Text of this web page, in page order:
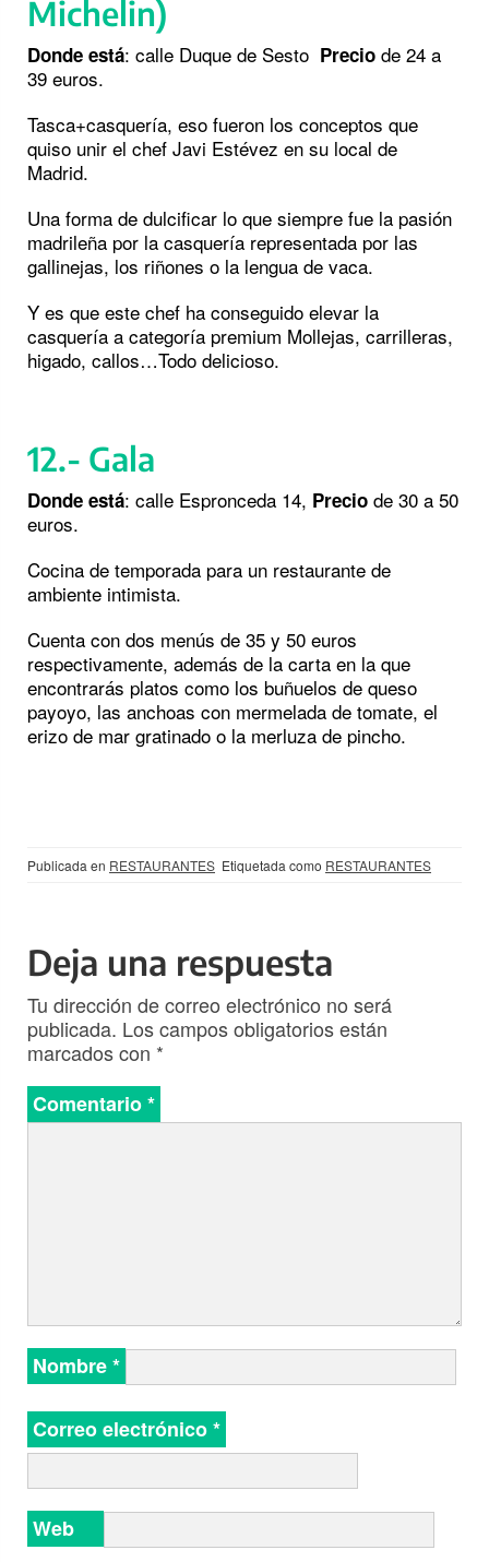
Michelin)
Donde está: calle Duque de Sesto Precio de 24 a
39 euros.
Tasca+casquería, eso fueron los conceptos que
quiso unir el chef Javi Estévez en su local de
Madrid.
Una forma de dulcificar lo que siempre fue la pasión
madrileña por la casquería representada por las
gallinejas, los riñones o la lengua de vaca.
Y es que este chef ha conseguido elevar la
casquería a categoría premium Mollejas, carrilleras,
higado, callos…Todo delicioso.
12.- Gala
Donde está: calle Espronceda 14, Precio de 30 a 50
euros.
Cocina de temporada para un restaurante de
ambiente intimista.
Cuenta con dos menús de 35 y 50 euros
respectivamente, además de la carta en la que
encontrarás platos como los buñuelos de queso
payoyo, las anchoas con mermelada de tomate, el
erizo de mar gratinado o la merluza de pincho.
Publicada en RESTAURANTES Etiquetada como RESTAURANTES
Deja una respuesta
Tu dirección de correo electrónico no será
publicada. Los campos obligatorios están
marcados con *
Comentario*
Nombre*
Correo electrónico*
Web